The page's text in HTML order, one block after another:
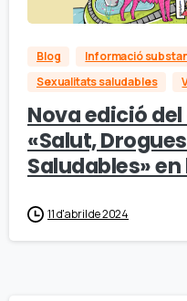
Blog Informació
Sexualitats saludables
Nova edició del
«Salut,
Saludables» en
11 d'abril de 2024